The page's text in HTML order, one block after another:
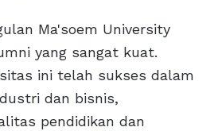
Ma'soem University
yang sangat kuat.
ini telah sukses dalam
dan bisnis,
pendidikan dan